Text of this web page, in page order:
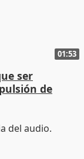
01:53
ser
de